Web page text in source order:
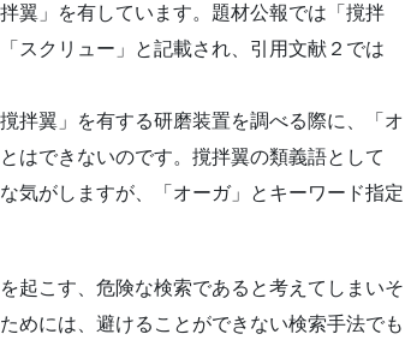
翼」を有しています。題材公報では「撹拌
スクリュー」と記載され、引用文献２では
拌翼」を有する研磨装置を調べる際に、「オ
はできないのです。撹拌翼の類義語として
気がしますが、「オーガ」とキーワード指定
起こす、危険な検索であると考えてしまいそ
めには、避けることができない検索手法でも